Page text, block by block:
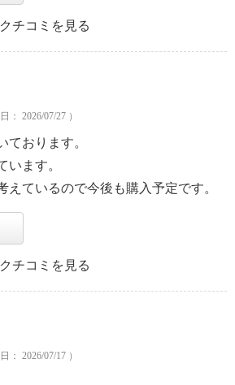
チコミを見る
： 2026/07/27 ）
ております。
います。
えているので今後も購入予定です。
チコミを見る
： 2026/07/17 ）